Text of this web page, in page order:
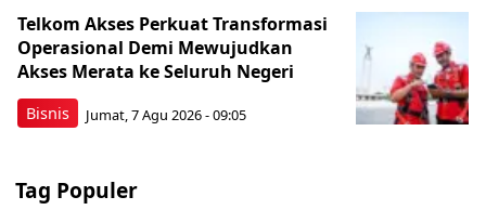
Bisnis
Telkom Akses Perkuat Transformasi
Operasional Demi Mewujudkan
Akses Merata ke Seluruh Negeri
Jumat, 7 Agu 2026 - 09:05
Tag Populer